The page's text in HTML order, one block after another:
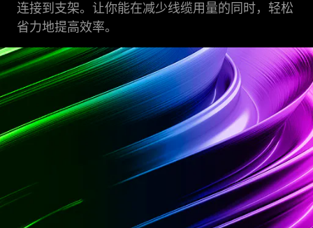
连接到支架。让你能在减少线缆用量的同时，轻松
省力地提高效率。